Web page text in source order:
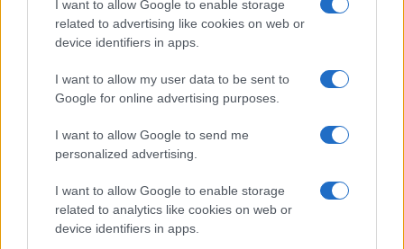
I want to allow Google to enable storage
related to advertising like cookies on web or
device identifiers in apps.
I want to allow my user data to be sent to
Google for online advertising purposes.
I want to allow Google to send me
personalized advertising.
I want to allow Google to enable storage
related to analytics like cookies on web or
device identifiers in apps.
Ωστόσο, όπως είπαν, μένει να απαντηθεί για ποιο λόγο οι
εθελοντές οι οποίοι δεν γνώριζαν ότι υποβάλλονται σε
ακτινοβολίαείχαν προβλήματα τόσο υποκειμενικά όπως
αϋπνία, πονοκέφαλο, σύγχυση, όσο και αντικειμενικά